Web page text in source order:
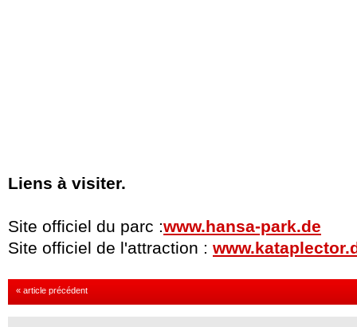
Liens à visiter.
Site officiel du parc :www.hansa-park.de
Site officiel de l'attraction :
« article précédent